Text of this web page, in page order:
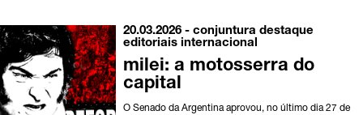
20.03.2026 -conjuntura destaque
editoriais internacional
milei: a motosserra do
capital
O Senado da Argentina aprovou, no último dia 27 de